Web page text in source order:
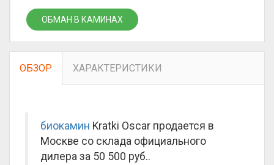
ОБМАН В КАМИНАХ
ОБЗОР ХАРАКТЕРИСТИКИ
биокамин Kratki Oscar продается в
Москве со склада официального
дилера за 50 500 руб..